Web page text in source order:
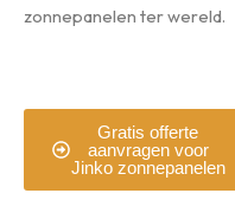
zonnepanelen ter wereld.
Gratis offerte
aanvragen voor
Jinko zonnepanelen